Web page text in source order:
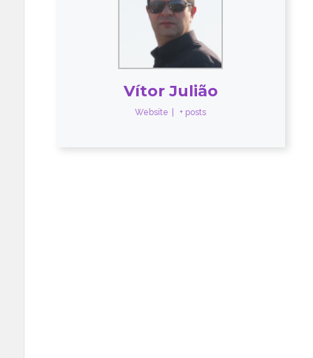
Vítor Julião
Website + posts